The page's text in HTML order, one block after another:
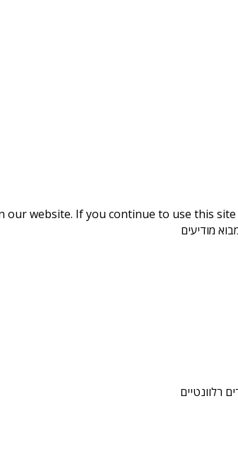
website. If you continue to use this
מודיעים
רלוונטיים